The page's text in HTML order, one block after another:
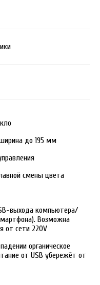
до 195 мм
смены цвета
выхода компьютера/
Возможна
от сети 220V
органическое
от USB убережёт от